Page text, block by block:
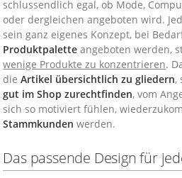
schlussendlich egal, ob Mode,
oder dergleichen angeboten wird.
sein ganz eigenes Konzept, bei
Produktpalette angeboten werden,
wenige Produkte zu konzentrieren.
dieArtikel übersichtlich zu gliedern,
gut im Shop zurechtfinden, vom
sich so motiviert fühlen,
Stammkunden werden.
Das passende Design für